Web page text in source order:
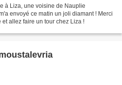
à Liza, une voisine de Nauplie
envoyé ce matin un joli diamant ! Merci
allez faire un tour chez Liza !